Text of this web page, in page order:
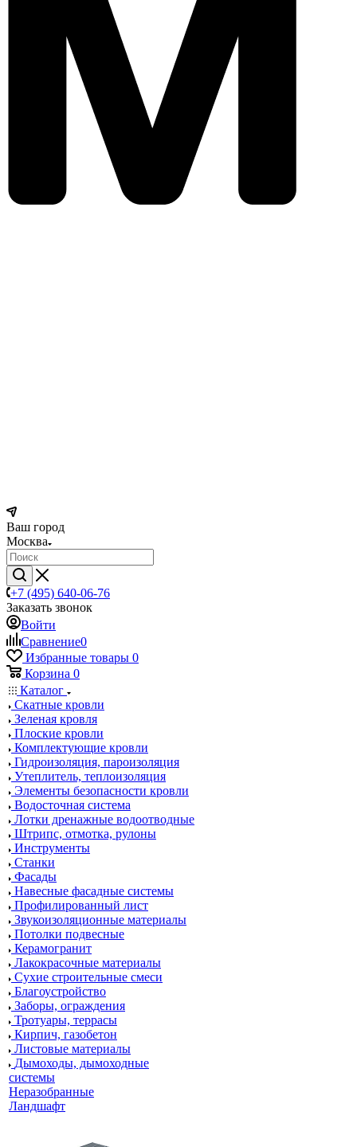
Ваш город
Москва
+7 (495) 640-06-76
Заказать звонок
Войти
Сравнение0
Избранные товары 0
Корзина 0
Каталог
Скатные кровли
Зеленая кровля
Плоские кровли
Комплектующие кровли
Гидроизоляция, пароизоляция
Утеплитель, теплоизоляция
Элементы безопасности кровли
Водосточная система
Лотки дренажные водоотводные
Штрипс, отмотка, рулоны
Инструменты
Станки
Фасады
Навесные фасадные системы
Профилированный лист
Звукоизоляционные материалы
Потолки подвесные
Керамогранит
Лакокрасочные материалы
Сухие строительные смеси
Благоустройство
Заборы, ограждения
Тротуары, террасы
Кирпич, газобетон
Листовые материалы
Дымоходы, дымоходные
системы
Неразобранные
Ландшафт